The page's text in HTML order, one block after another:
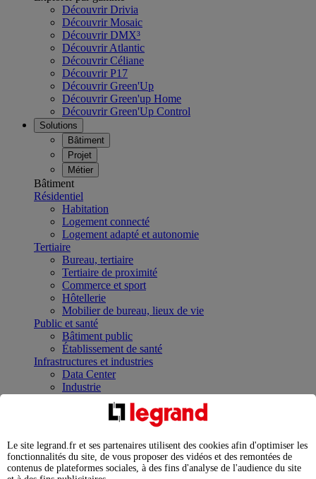
Découvrir Drivia
Découvrir Mosaic
Découvrir DMX³
Découvrir Atlantic
Découvrir Céliane
Découvrir P17
Découvrir Green'Up
Découvrir Green'up Home
Découvrir Green'Up Control
Solutions
Bâtiment
Projet
Métier
Bâtiment
Résidentiel
Habitation
Logement connecté
Logement adapté et autonomie
Tertiaire
Bureau, tertiaire
Tertiaire de proximité
Commerce et sport
Hôtellerie
Mobilier de bureau, lieux de vie
Public et santé
Bâtiment public
Établissement de santé
Infrastructures et industries
Data Center
Industrie
Infrastructures
Contrôler et planifier le fonctionnement des appareils
Répartir et optimiser son tableau électrique
Legrand Data Center Solutions : concentrer les
expertises au service de vos performances
Le site legrand.fr et ses partenaires utilisent des cookies afin d'optimiser les
fonctionnalités du site, de vous proposer des vidéos et des remontées de
contenus de plateformes sociales, à des fins d'analyse de l'audience du site